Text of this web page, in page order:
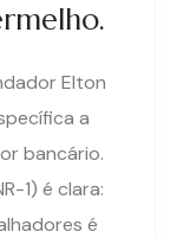
Elton
a
bancário.
1) é clara:
é